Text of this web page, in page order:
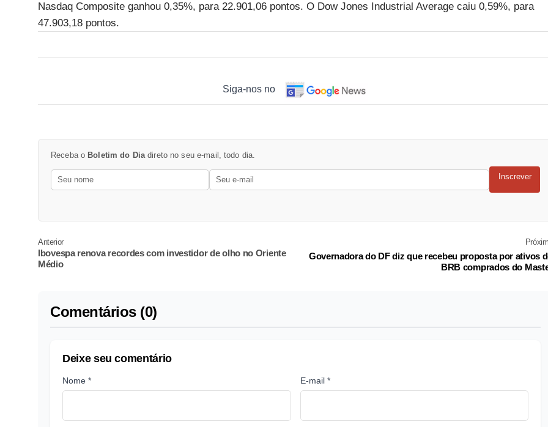
Nasdaq Composite ganhou 0,35%, para 22.901,06 pontos. O Dow Jones Industrial Average caiu 0,59%, para
47.903,18 pontos.
Siga-nos no
Receba o Boletim do Dia direto no seu e-mail, todo dia.
Inscrever
Anterior
Ibovespa renova recordes com investidor de olho no Oriente
Médio
Governadora do DF diz que recebeu proposta por ativos
BRB comprados do
Comentários (0)
Deixe seu comentário
Nome * E-mail *